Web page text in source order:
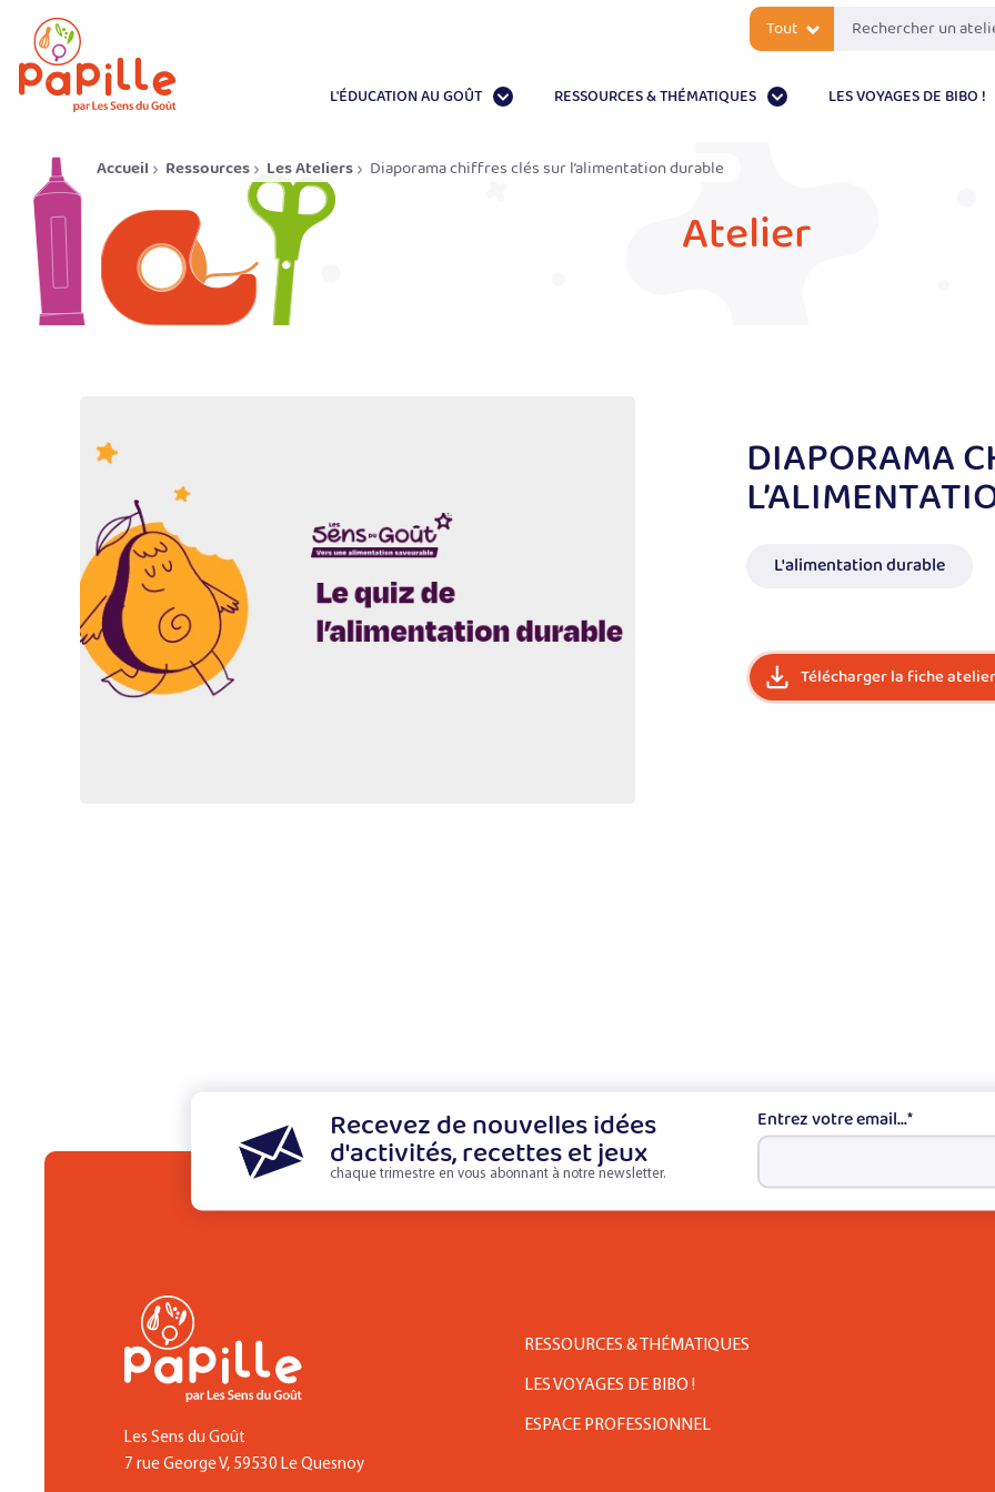
Tout
L'ÉDUCATION AU GOÛT RESSOURCES & THÉMATIQUES LES VOYAGES DE BIBO !
Atelier
Accueil Ressources Les Ateliers Diaporama chiffres clés sur l’alimentation durable
DIAPORAMA
L'alimentation durable
Télécharger la fiche atelier
Recevez de nouvelles idées
d'activités, recettes et jeux
chaque trimestre en vous abonnant à notre newsletter.
Entrez votre email...*
Les Sens du Goût
7 rue George V, 59530 Le Quesnoy
RESSOURCES & THÉMATIQUES
LES VOYAGES DE BIBO !
ESPACE PROFESSIONNEL